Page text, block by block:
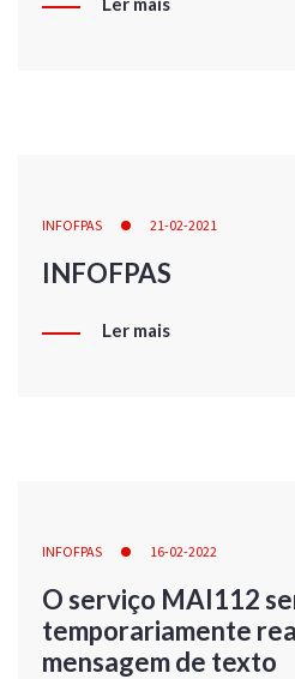
INFOFPAS 21-02-2021
INFOFPAS
Ler mais
INFOFPAS 16-02-2022
O serviço MAI112
temporariamente
mensagem de texto